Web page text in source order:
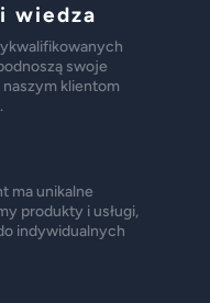
wiedza
swoje
klientom
ma unikalne
produkty i usługi,
indywidualnych